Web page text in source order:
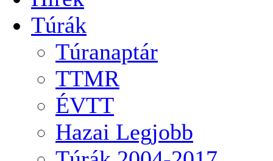
Túrák
Túranaptár
TTMR
ÉVTT
Hazai Legjobb